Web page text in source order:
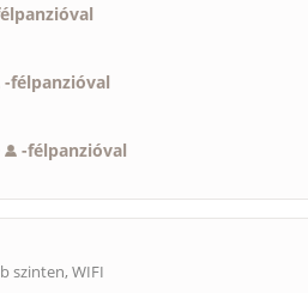
-félpanzióval
-félpanzióval
szinten, WIFI